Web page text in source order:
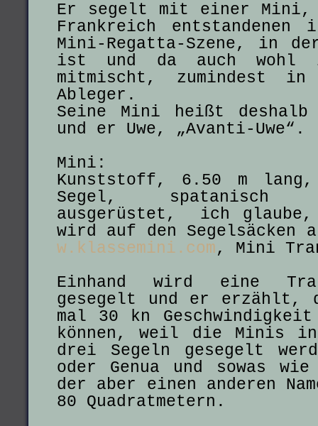
Er segelt mit einer Mini,
Frankreich entstandenen
Mini-Regatta-Szene, in
ist und da auch wohl
mitmischt, zumindest in
Ableger.
Seine Mini heißt deshalb
und er Uwe, „Avanti-Uwe“.
Mini:
Kunststoff, 6.50 m
Segel, spatanisch
ausgerüstet, ich glaube,
wird auf den Segelsäcken
w.klassemini.com, Mini
Einhand wird eine
gesegelt und er erzählt,
mal 30 kn
können, weil die Minis
drei Segeln gesegelt
oder Genua und sowas
der aber einen anderen
80 Quadratmetern.